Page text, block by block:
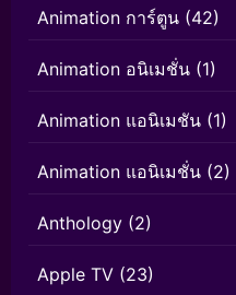
Animation การ์ตูน (42)
Animation อนิเมชั่น (1)
Animation แอนิเมชัน (1)
Animation แอนิเมชั่น (2)
Anthology (2)
Apple TV (23)